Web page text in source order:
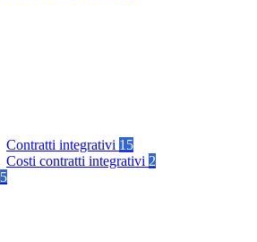
Contratti integrativi 15
Costi contratti integrativi 2
5